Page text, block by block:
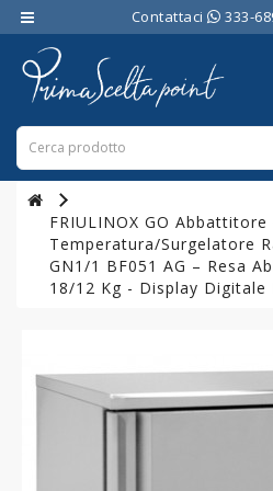
Contattaci 333-
Category
ATTREZZATURE
BAR
ATTREZZATURE
PROFESSIONALI
CUCINA
FRIULINOX GO Abbattitore
Temperatura/Surgelatore
GN1/1 BF051 AG – Resa
18/12 Kg - Display Digitale